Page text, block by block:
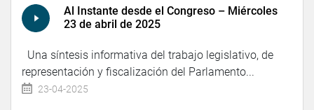
Al Instante desde el Congreso – Miércoles
23 de abril de 2025
Una síntesis informativa del trabajo legislativo, de
representación y fiscalización del Parlamento...
23-04-2025